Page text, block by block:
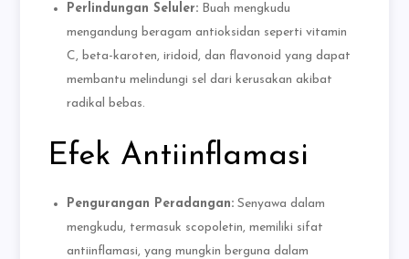
Perlindungan Seluler: Buah mengkudu
mengandung beragam antioksidan seperti vitamin
C, beta-karoten, iridoid, dan flavonoid yang dapat
membantu melindungi sel dari kerusakan akibat
radikal bebas.
Efek Antiinflamasi
Pengurangan Peradangan: Senyawa dalam
mengkudu, termasuk scopoletin, memiliki sifat
antiinflamasi, yang mungkin berguna dalam